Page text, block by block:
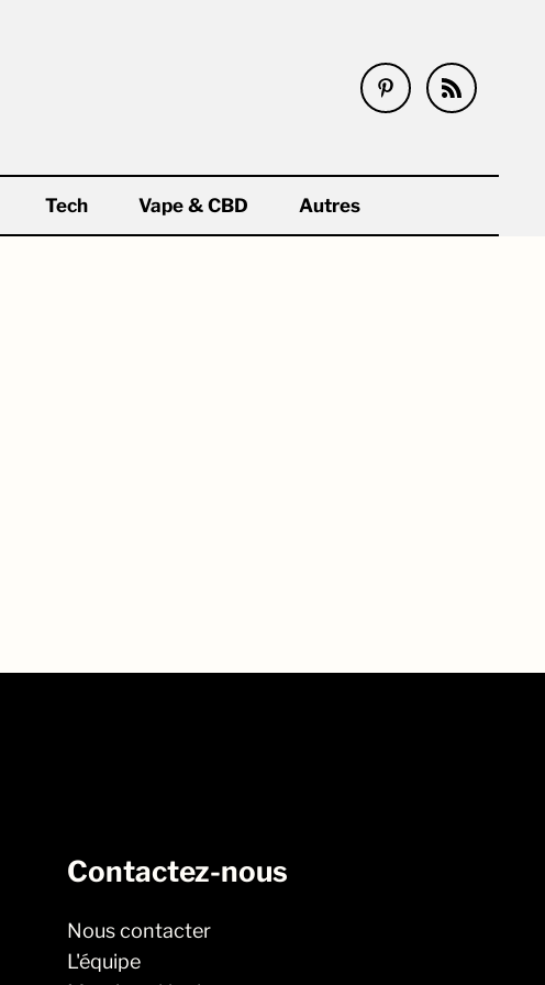
Tech Vape & CBD Autres
Contactez-nous
Nous contacter
L'équipe